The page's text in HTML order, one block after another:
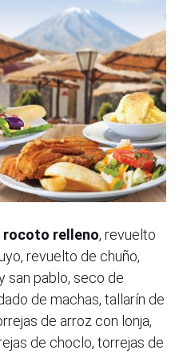
rocoto relleno, revuelto
revuelto de chuño,
san pablo, seco de
de machas, tallarín de
de arroz con lonja,
de choclo, torrejas de